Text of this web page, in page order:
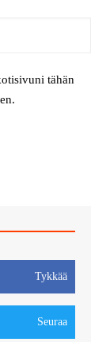
tähän
Tykkää
Seuraa